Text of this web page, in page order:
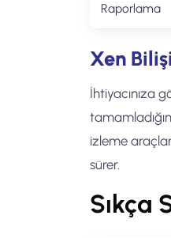
Raporlama
Xen
İhtiyacınıza
izleme
sürer.
Sıkça